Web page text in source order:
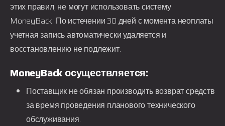
этих правил, не могут использовать систему
MoneyBack. По истечении 30 дней с момента неоплаты
учетная запись автоматически удаляется и
восстановлению не подлежит.
MoneyBack осуществляется:
Поставщик не обязан производить возврат средств
за время проведения планового технического
обслуживания.